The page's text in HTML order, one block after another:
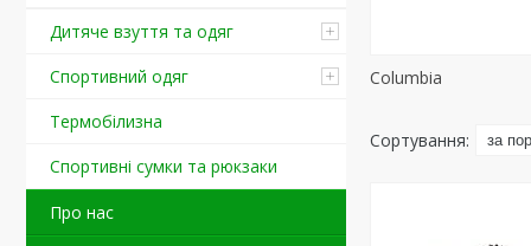
Дитяче взуття та одяг
Спортивний одяг
Термобілизна
Спортивні сумки та рюкзаки
Про нас
Columbia